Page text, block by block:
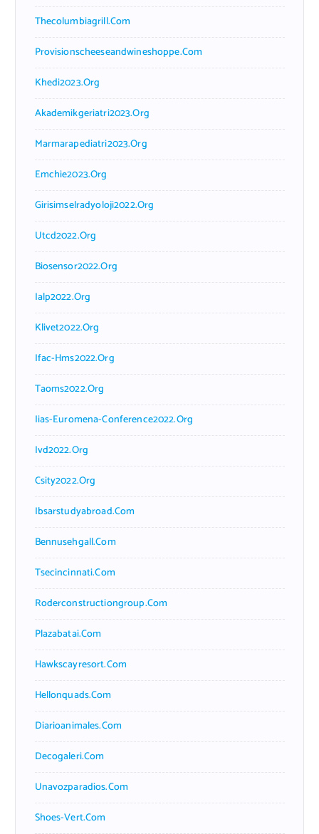
Thecolumbiagrill.com
Provisionscheeseandwineshoppe.com
Khedi2023.org
Akademikgeriatri2023.org
Marmarapediatri2023.org
Emchie2023.org
Girisimselradyoloji2022.org
Utcd2022.org
Biosensor2022.org
Ialp2022.org
Klivet2022.org
Ifac-Hms2022.org
Taoms2022.org
Iias-Euromena-Conference2022.org
Ivd2022.org
Csity2022.org
Ibsarstudyabroad.com
Bennusehgall.com
Tsecincinnati.com
Roderconstructiongroup.com
Plazabatai.com
Hawkscayresort.com
Hellonquads.com
Diarioanimales.com
Decogaleri.com
Unavozparadios.com
Shoes-Vert.com